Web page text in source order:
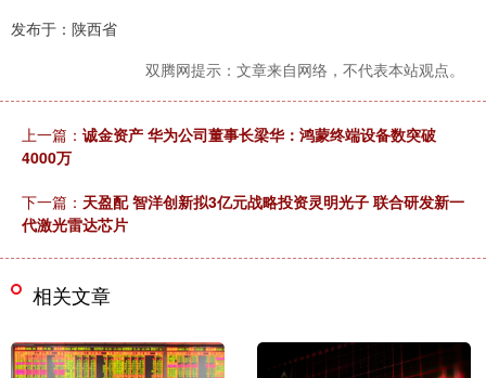
发布于：陕西省
双腾网提示：文章来自网络，不代表本站观点。
上一篇： 诚金资产 华为公司董事长梁华：鸿蒙终端设备数突破
4000万
下一篇： 天盈配 智洋创新拟3亿元战略投资灵明光子 联合研发新一
代激光雷达芯片
相关文章